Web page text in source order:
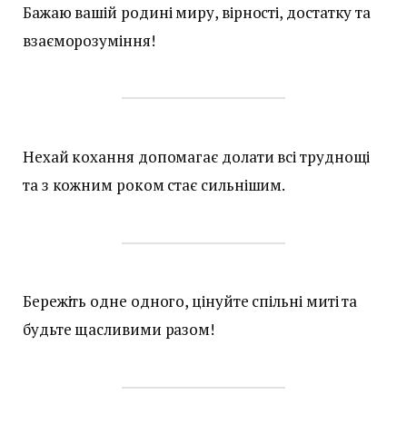
Бажаю вашій родині миру, вірності, достатку та
взаєморозуміння!
Нехай кохання допомагає долати всі труднощі
та з кожним роком стає сильнішим.
Бережіть одне одного, цінуйте спільні миті та
будьте щасливими разом!